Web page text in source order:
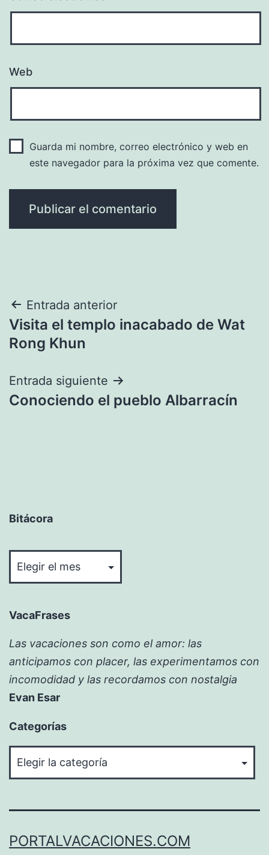
Web
Guarda mi nombre, correo electrónico y web en
este navegador para la próxima vez que comente.
Navegación
de
Entrada anterior
Visita el templo inacabado de Wat
Rong Khun
Entrada siguiente
Conociendo el pueblo Albarracín
Bitácora
VacaFrases
Las vacaciones son como el amor: las
anticipamos con placer, las experimentamos con
incomodidad y las recordamos con nostalgia
Evan Esar
Categorías
PORTALVACACIONES.COM